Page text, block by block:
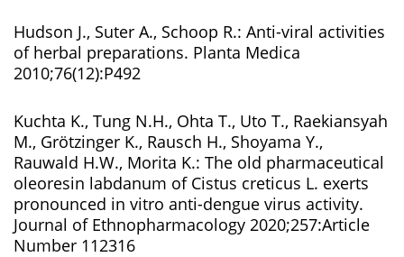
Hudson J., Suter A., Schoop R.: Anti-viral activities
of herbal preparations. Planta Medica
2010;76(12):P492
Kuchta K., Tung N.H., Ohta T., Uto T., Raekiansyah
M., Grötzinger K., Rausch H., Shoyama Y.,
Rauwald H.W., Morita K.: The old pharmaceutical
oleoresin labdanum of Cistus creticus L. exerts
pronounced in vitro anti-dengue virus activity.
Journal of Ethnopharmacology 2020;257:Article
Number 112316